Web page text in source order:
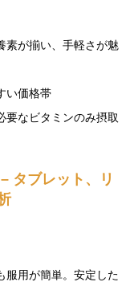
素が揃い、手軽さが魅
い価格帯
要なビタミンのみ摂取
タブレット、リ
服用が簡単。安定した